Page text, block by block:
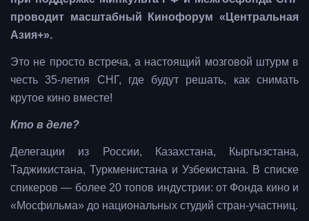
проводит масштабный Кинофорум «Центральная
Азия+».
Это не просто встреча, а настоящий мозговой штурм в
честь 35-летия СНГ, где будут решать, как снимать
крутое кино вместе!
Кто в деле?
Делегации из России, Казахстана, Кыргызстана,
Таджикистана, Туркменистана и Узбекистана. В списке
спикеров — более 20 топов индустрии: от Фонда кино и
«Мосфильма» до национальных студий стран-участниц.